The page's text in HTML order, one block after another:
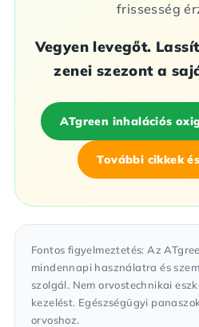
frissesség
Vegyen levegőt.
zenei szezont a
ATgreen inhalációs
További cikkek
Fontos figyelmeztetés: Az
mindennapi használatra és
szolgál. Nem orvostechnikai
kezelést. Egészségügyi
orvoshoz.